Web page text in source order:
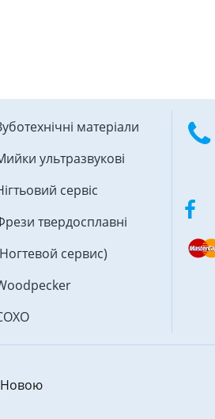
матеріали
ультразвукові
сервіс
твердосплавні
сервис)
Новою